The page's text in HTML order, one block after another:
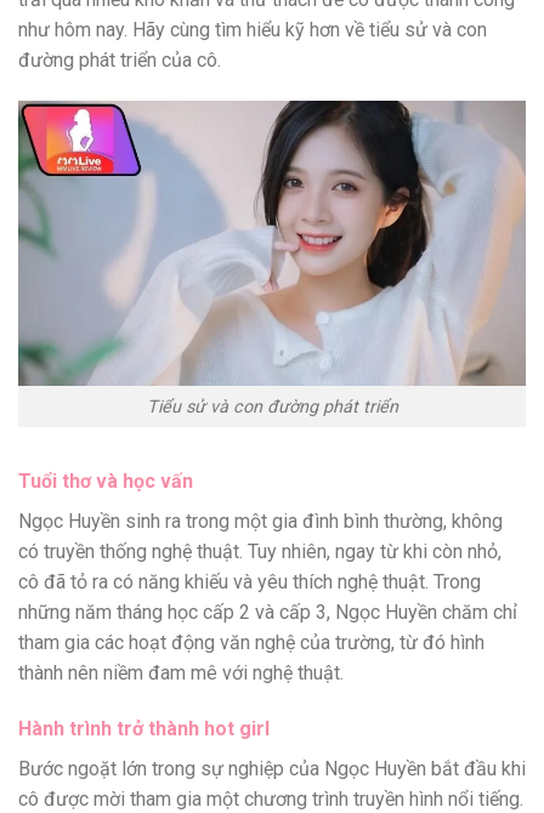
như hôm nay. Hãy cùng tìm hiểu kỹ hơn về tiểu sử và con
đường phát triển của cô.
Tiểu sử và con đường phát triển
Tuổi thơ và học vấn
Ngọc Huyền sinh ra trong một gia đình bình thường, không
có truyền thống nghệ thuật. Tuy nhiên, ngay từ khi còn nhỏ,
cô đã tỏ ra có năng khiếu và yêu thích nghệ thuật. Trong
những năm tháng học cấp 2 và cấp 3, Ngọc Huyền chăm chỉ
tham gia các hoạt động văn nghệ của trường, từ đó hình
thành nên niềm đam mê với nghệ thuật.
Hành trình trở thành hot girl
Bước ngoặt lớn trong sự nghiệp của Ngọc Huyền bắt đầu khi
cô được mời tham gia một chương trình truyền hình nổi tiếng.